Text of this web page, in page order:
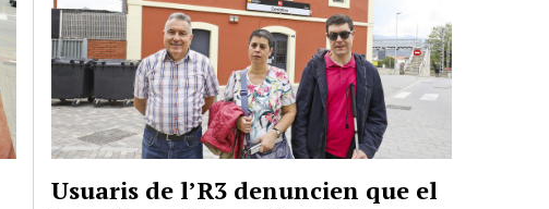
Usuaris de l’R3 denuncien que el